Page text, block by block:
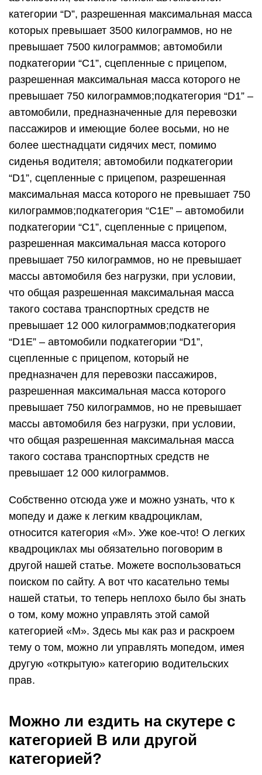
категории “D”, разрешенная максимальная масса
которых превышает 3500 килограммов, но не
превышает 7500 килограммов; автомобили
подкатегории “C1”, сцепленные с прицепом,
разрешенная максимальная масса которого не
превышает 750 килограммов;подкатегория “D1” –
автомобили, предназначенные для перевозки
пассажиров и имеющие более восьми, но не
более шестнадцати сидячих мест, помимо
сиденья водителя; автомобили подкатегории
“D1”, сцепленные с прицепом, разрешенная
максимальная масса которого не превышает 750
килограммов;подкатегория “C1E” – автомобили
подкатегории “C1”, сцепленные с прицепом,
разрешенная максимальная масса которого
превышает 750 килограммов, но не превышает
массы автомобиля без нагрузки, при условии,
что общая разрешенная максимальная масса
такого состава транспортных средств не
превышает 12 000 килограммов;подкатегория
“D1E” – автомобили подкатегории “D1”,
сцепленные с прицепом, который не
предназначен для перевозки пассажиров,
разрешенная максимальная масса которого
превышает 750 килограммов, но не превышает
массы автомобиля без нагрузки, при условии,
что общая разрешенная максимальная масса
такого состава транспортных средств не
превышает 12 000 килограммов.
Собственно отсюда уже и можно узнать, что к
мопеду и даже к легким квадроциклам,
относится категория «М». Уже кое-что! О легких
квадроциклах мы обязательно поговорим в
другой нашей статье. Можете воспользоваться
поиском по сайту. А вот что касательно темы
нашей статьи, то теперь неплохо было бы знать
о том, кому можно управлять этой самой
категорией «М». Здесь мы как раз и раскроем
тему о том, можно ли управлять мопедом, имея
другую «открытую» категорию водительских
прав.
Можно ли ездить на скутере с
категорией B или другой
категорией?